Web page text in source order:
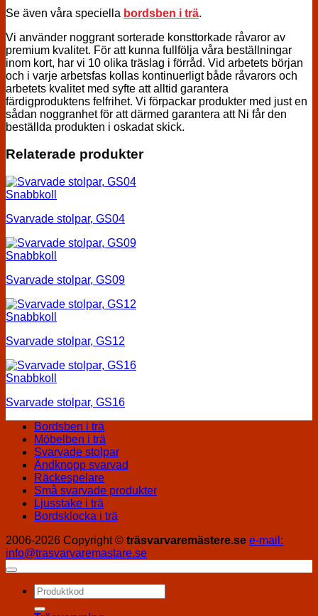
Se även våra speciella bordsben i trä.
Vi använder noggrant sorterade konsttorkade råvaror av
premium kvalitet. För att kunna fullfölja våra beställningar
inom kort, har vi 10 olika träslag i förråd. Vid arbetets början
och i varje arbetsfas kollas kontinuerligt både råvarors och
arbetets kvalitet med syfte att alltid garantera
färdigproduktens felfrihet. Vi förpackar produkter med just en
sådan noggranhet för att därmed garantera att Ni får den
beställda produkten i oskadat skick.
Relaterade produkter
Snabbkoll
Svarvade stolpar, GS04
Snabbkoll
Svarvade stolpar, GS09
Snabbkoll
Svarvade stolpar, GS12
Snabbkoll
Svarvade stolpar, GS16
Bordsben i trä
Möbelben i trä
Svarvade stolpar
Ändknopp svarvad
Räckespelare
Små svarvade produkter
Ljusstake i trä
Bordsklocka i trä
2006-2026 Copyright © träsvarvaremästere.se e-mail:
info@trasvarvaremastare.se
Sök
efter: